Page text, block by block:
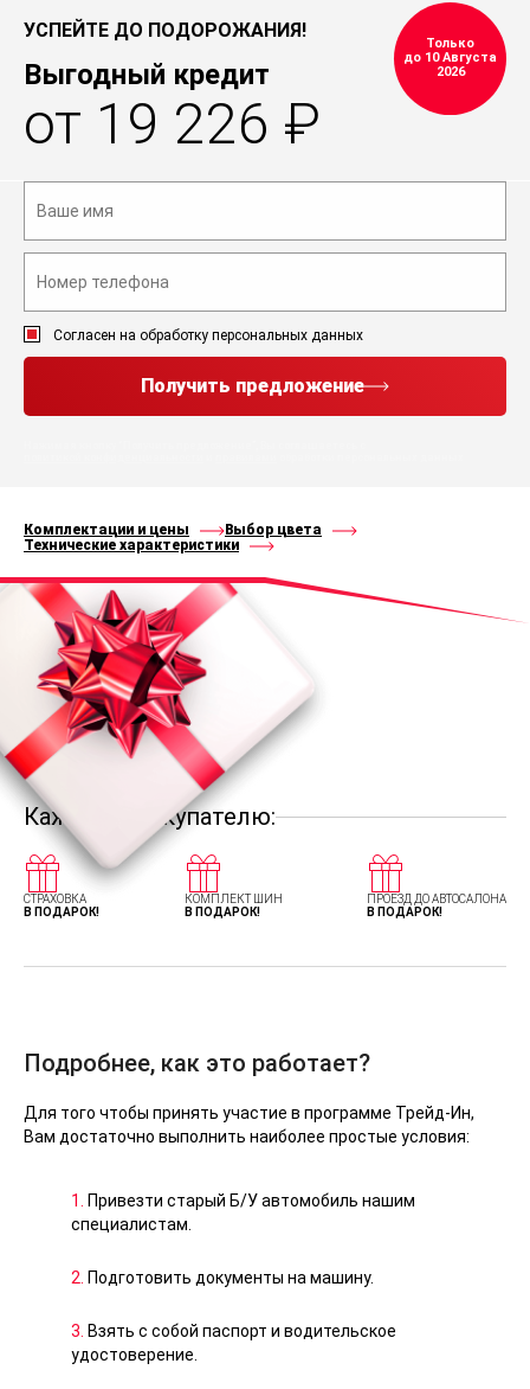
УСПЕЙТЕ ДО ПОДОРОЖАНИЯ!
Выгодный кредит
от 19 226 ₽
Только
до 10 Августа
2026
Согласен на обработку персональных данных
Получить предложение
Комплектации и цены
Выбор цвета
Технические характеристики
Каждому покупателю:
СТРАХОВКА
В ПОДАРОК!
КОМПЛЕКТ ШИН
В ПОДАРОК!
ПРОЕЗД ДО АВТОСАЛОНА
В ПОДАРОК!
Подробнее, как это работает?
Для того чтобы принять участие в программе Трейд-Ин,
Вам достаточно выполнить наиболее простые условия:
1.
Привезти старый Б/У автомобиль нашим
специалистам.
2. Подготовить документы на машину.
3. Взять с собой паспорт и водительское
удостоверение.